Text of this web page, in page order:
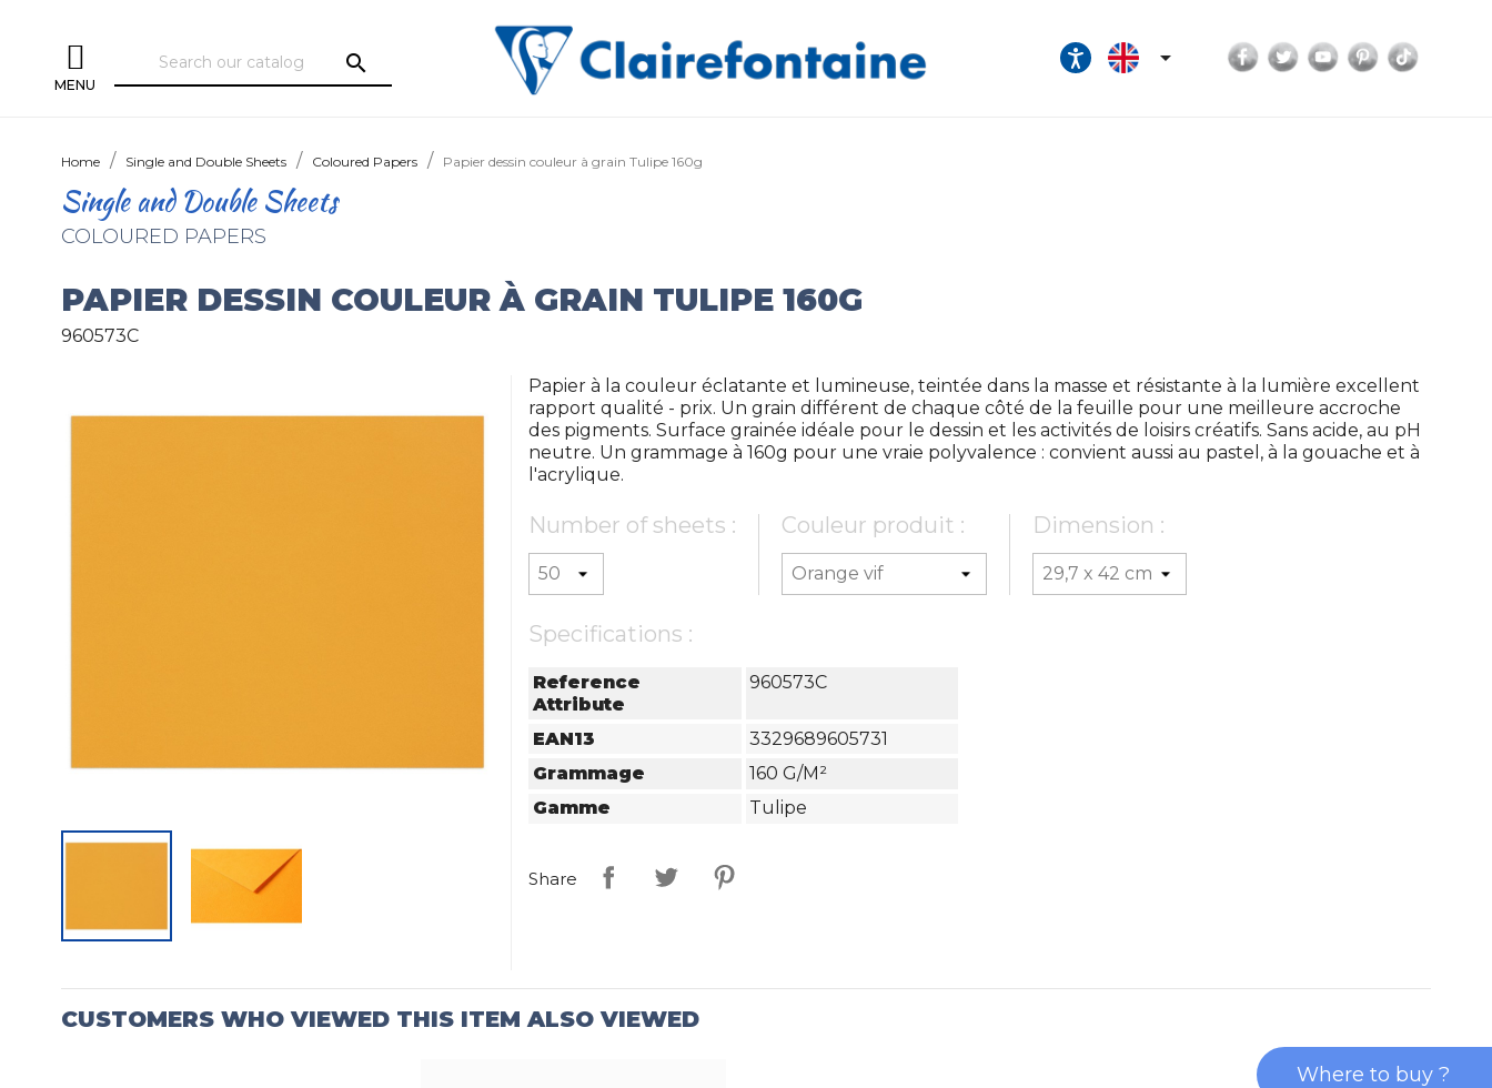
MENU
search  Facebook
TwitterYouTubePinterest
Home Single and Double Sheets Coloured Papers Papier dessin couleur à grain Tulipe 160g
Single and Double Sheets
COLOURED PAPERS
PAPIER DESSIN COULEUR À GRAIN TULIPE 160G
960573C
Papier à la couleur éclatante et lumineuse, teintée dans la masse et résistante à la lumière excellent
rapport qualité - prix. Un grain différent de chaque côté de la feuille pour une meilleure accroche
des pigments. Surface grainée idéale pour le dessin et les activités de loisirs créatifs. Sans acide, au pH
neutre. Un grammage à 160g pour une vraie polyvalence : convient aussi au pastel, à la gouache et à
l'acrylique.
Number of sheets : Couleur produit : Dimension :
Specifications :
Reference
Attribute
960573C
EAN13
3329689605731
Grammage
160 G/m²
Gamme
Tulipe
Share
CUSTOMERS WHO VIEWED THIS ITEM ALSO VIEWED
Where to buy ?